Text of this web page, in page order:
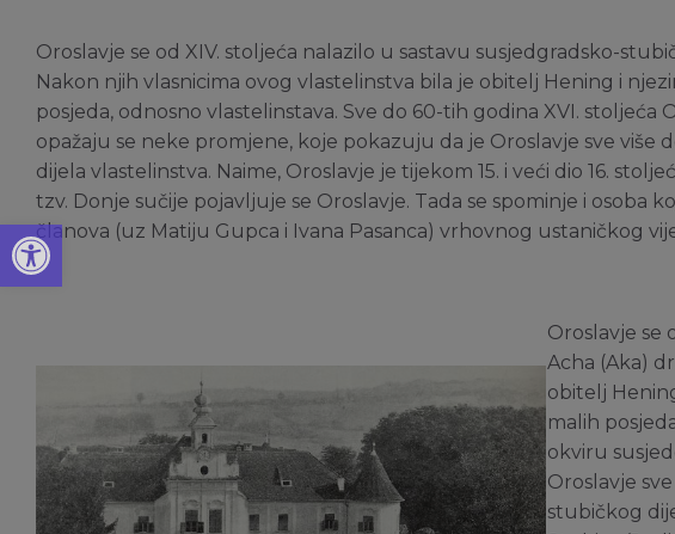
Open toolbar
Oroslavje se od XIV. stoljeća nalazilo u sastavu susjedgradsko-
Nakon njih vlasnicima ovog vlastelinstva bila je obitelj Hening i
posjeda, odnosno vlastelinstava. Sve do 60-tih godina XVI.
opažaju se neke promjene, koje pokazuju da je Oroslavje sve
dijela vlastelinstva. Naime, Oroslavje je tijekom 15. i veći dio 16.
tzv. Donje sučije pojavljuje se Oroslavje. Tada se spominje i osoba
članova (uz Matiju Gupca i Ivana Pasanca) vrhovnog ustaničkog
Oroslavje se
Acha (Aka)
obitelj
malih
okviru
Oroslavje
stubičkog